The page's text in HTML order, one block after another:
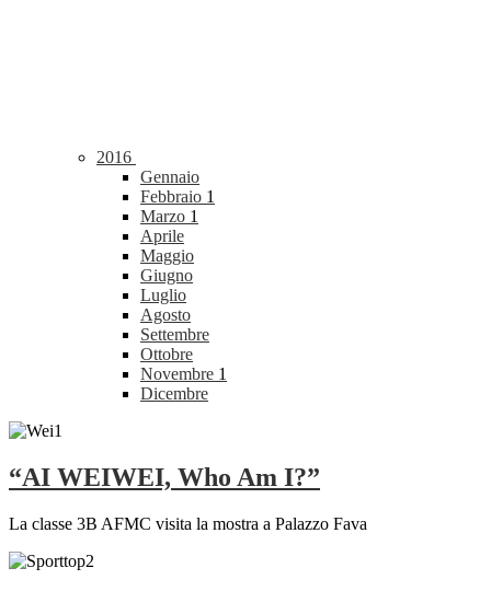
2016
Gennaio
Febbraio 1
Marzo 1
Aprile
Maggio
Giugno
Luglio
Agosto
Settembre
Ottobre
Novembre 1
Dicembre
“AI WEIWEI, Who Am I?”
La classe 3B AFMC visita la mostra a Palazzo Fava